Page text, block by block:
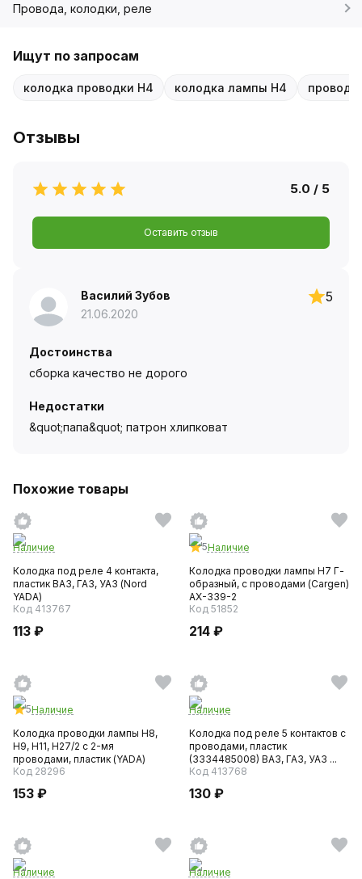
Провода, колодки, реле
Ищут по запросам
колодка проводки H4 колодка лампы H4
Отзывы
5.0 / 5
Оставить отзыв
Василий Зубов
21.06.2020
5
Достоинства
сборка качество не дорого
Недостатки
&quot;папа&quot; патрон хлипковат
Похожие товары
Наличие
Колодка под реле 4 контакта,
пластик ВАЗ, ГАЗ, УАЗ (Nord
YADA)
Код 413767
113 ₽
5Наличие
Колодка проводки лампы H7 Г-
образный, с проводами (Cargen)
АХ-339-2
Код 51852
214 ₽
5Наличие
Колодка проводки лампы H8,
H9, H11, H27/2 с 2-мя
проводами, пластик (YADA)
Код 28296
153 ₽
Наличие
Колодка под реле 5 контактов с
проводами, пластик
(3334485008) ВАЗ, ГАЗ, УАЗ ...
Код 413768
130 ₽
Наличие
Наличие